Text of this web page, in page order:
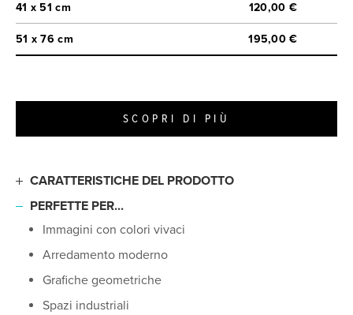
41 x 51 cm 120,00 €
51 x 76 cm 195,00 €
SCOPRI DI PIÙ
CARATTERISTICHE DEL PRODOTTO
Pannello in alluminio ultra-sottile
Bordi lisci e arrotondati
Nitidezza dell'immagine superiore
Autentica riproduzione dei colori
Rivestimento lucidissimo
PERFETTE PER...
Immagini con colori vivaci
Arredamento moderno
Grafiche geometriche
Spazi industriali